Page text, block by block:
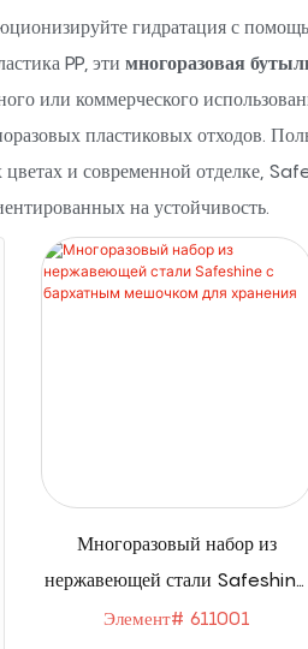
гидратация с
PP, эти многоразовая
или коммерческого
пластиковых отходов.
и ​​современной отделке,
на устойчивость.
Многоразовый набор из
нержавеющей стали Safeshine
с бархатным мешочком для
Элемент# 611001